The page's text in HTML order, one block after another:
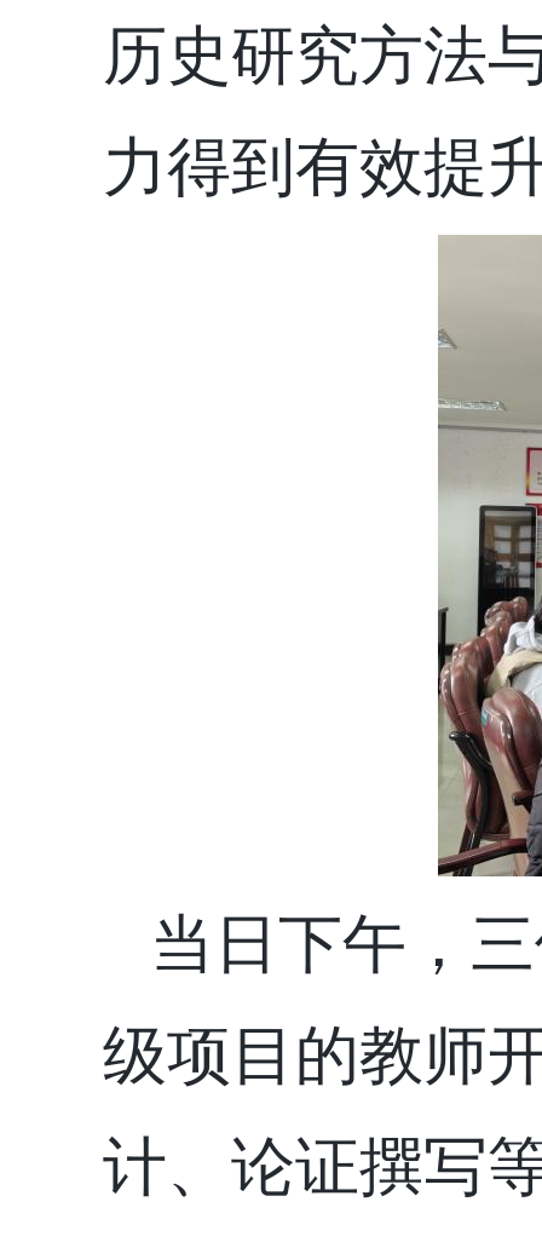
历史研究方法
力得到有效提
当日下午，
级项目的教师
计、论证撰写